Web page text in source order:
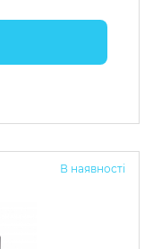
В наявності